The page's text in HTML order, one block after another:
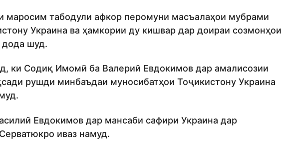
маросим табодули афкор перомуни масъалаҳои мубрами
Украина ва ҳамкории ду кишвар дар доираи созмонҳои
шуд.
ки Содиқ Имомӣ ба Валерий Евдокимов дар амалисозии
рушди минбаъдаи муносибатҳои Тоҷикистону Украина
Евдокимов дар мансаби сафири Украина дар
иваз намуд.